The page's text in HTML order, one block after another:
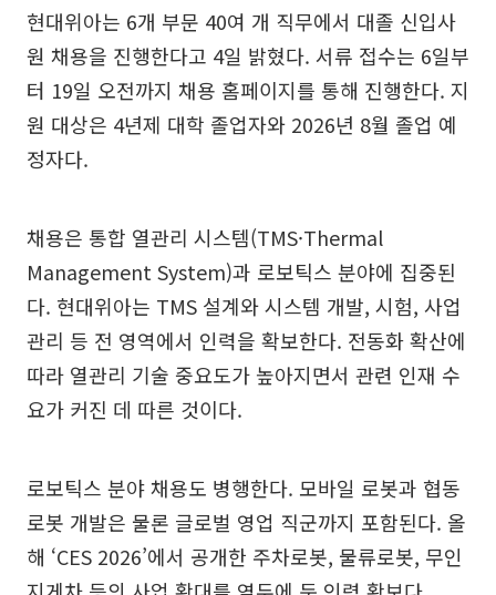
현대위아는 6개 부문 40여 개 직무에서 대졸 신입사
원 채용을 진행한다고 4일 밝혔다. 서류 접수는 6일부
터 19일 오전까지 채용 홈페이지를 통해 진행한다. 지
원 대상은 4년제 대학 졸업자와 2026년 8월 졸업 예
정자다.
채용은 통합 열관리 시스템(TMS·Thermal
Management System)과 로보틱스 분야에 집중된
다. 현대위아는 TMS 설계와 시스템 개발, 시험, 사업
관리 등 전 영역에서 인력을 확보한다. 전동화 확산에
따라 열관리 기술 중요도가 높아지면서 관련 인재 수
요가 커진 데 따른 것이다.
로보틱스 분야 채용도 병행한다. 모바일 로봇과 협동
로봇 개발은 물론 글로벌 영업 직군까지 포함된다. 올
해 ‘CES 2026’에서 공개한 주차로봇, 물류로봇, 무인